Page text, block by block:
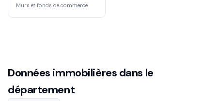
Murs et fonds de commerce
Données immobilières dans le
département